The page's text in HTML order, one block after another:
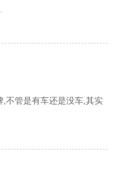
不管是有车还是没车,其实